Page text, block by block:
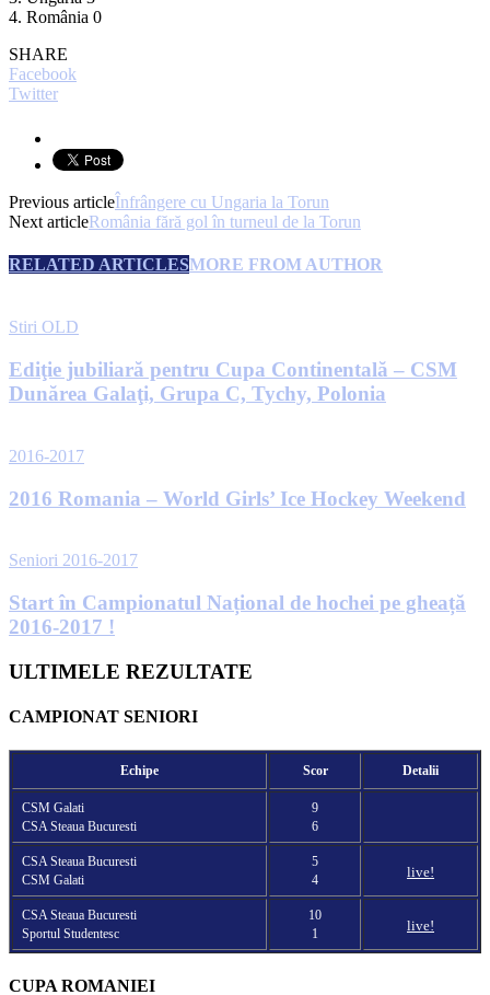
4. România 0
SHARE
Facebook
Twitter
Previous articleÎnfrângere cu Ungaria la Torun
Next articleRomânia fără gol în turneul de la Torun
RELATED ARTICLESMORE FROM AUTHOR
Stiri OLD
Ediţie jubiliară pentru Cupa Continentală – CSM
Dunărea Galaţi, Grupa C, Tychy, Polonia
2016-2017
2016 Romania – World Girls’ Ice Hockey Weekend
Seniori 2016-2017
Start în Campionatul Național de hochei pe gheață
2016-2017 !
ULTIMELE REZULTATE
CAMPIONAT SENIORI
Echipe Scor Detalii
CSM Galati
CSA Steaua Bucuresti
9
6
CSA Steaua Bucuresti
CSM Galati
5
4
live!
CSA Steaua Bucuresti
Sportul Studentesc
10
1
live!
CUPA ROMANIEI